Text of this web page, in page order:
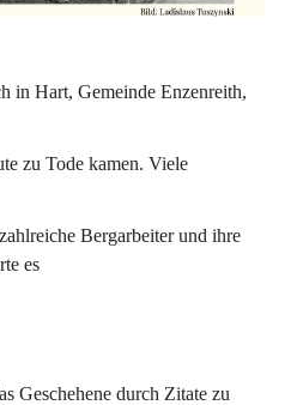
in Hart, Gemeinde Enzenreith,
zu Tode kamen. Viele
Bergarbeiter und ihre
es
Geschehene durch Zitate zu